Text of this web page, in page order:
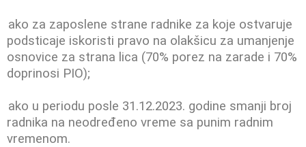
ako za zaposlene strane radnike za koje ostvaruje
podsticaje iskoristi pravo na olakšicu za umanjenje
osnovice za strana lica (70% porez na zarade i 70%
doprinosi PIO);
ako u periodu posle 31.12.2023. godine smanji broj
radnika na neodređeno vreme sa punim radnim
vremenom.